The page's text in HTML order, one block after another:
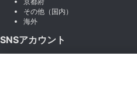
その他（国内）
海外
SNSアカウント